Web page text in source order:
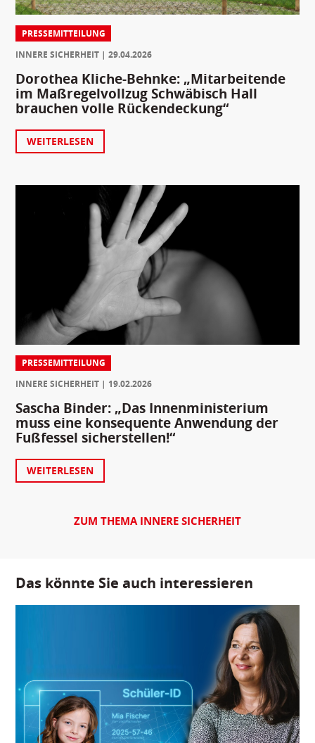
PRESSEMITTEILUNG
INNERE SICHERHEIT
29.04.2026
Dorothea Kliche-Behnke: „Mitarbeitende
im Maßregelvollzug Schwäbisch Hall
brauchen volle Rückendeckung“
WEITERLESEN
PRESSEMITTEILUNG
INNERE SICHERHEIT
19.02.2026
Sascha Binder: „Das Innenministerium
muss eine konsequente Anwendung der
Fußfessel sicherstellen!“
WEITERLESEN
ZUM THEMA INNERE SICHERHEIT
Das könnte Sie auch interessieren